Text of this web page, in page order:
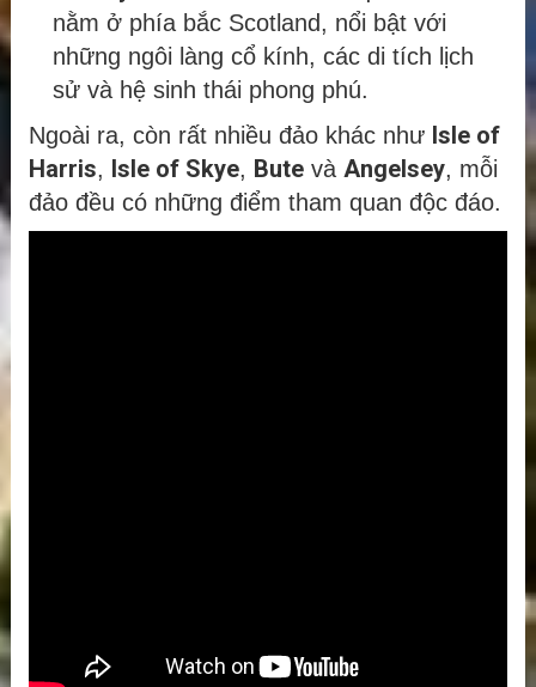
nằm ở phía bắc Scotland, nổi bật với
những ngôi làng cổ kính, các di tích lịch
sử và hệ sinh thái phong phú.
Ngoài ra, còn rất nhiều đảo khác như Isle of
Harris, Isle of Skye, Bute và Angelsey, mỗi
đảo đều có những điểm tham quan độc đáo.